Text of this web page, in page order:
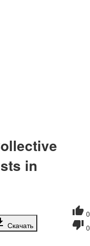
in
0
0
Скачать